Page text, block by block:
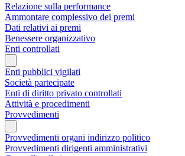
Relazione sulla performance
Ammontare complessivo dei premi
Dati relativi ai premi
Benessere organizzativo
Enti controllati
Enti pubblici vigilati
Società partecipate
Enti di diritto privato controllati
Attività e procedimenti
Provvedimenti
Provvedimenti organi indirizzo politico
Provvedimenti dirigenti amministrativi